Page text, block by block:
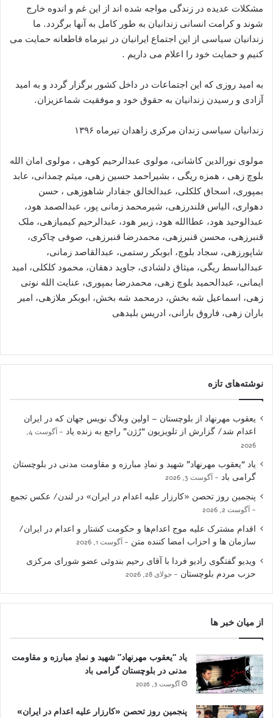
مشکلات عدیده در زندگی مواجه شده اند از این غم و اندوه خارج
شوند و کرامت انسانی زندانیان به طور کامل به آنها برگردد. ما
زندانیان سیاسی از این اجتماع ایرانیان در تیرماه قاطعانه حمایت می
کنیم و حمایت خود را اعلام می داریم .
به امید روزی که این اجتماعات در داخل کشور برگزار گردد و به امید
آزادی و رسیدن زندانیان به حقوق خود و موفقیت شماعزیزان.
زندانیان سیاسی زندان مرکزی زاهدان تیرماه ۱۳۹۶
مولوی نورالدین کاشانی، مولوی عبدالرحیم کوهی ، مولوی امان الله
بلوچ زهی ، همزه ریگی ، بشیراحمد حسین زهی، میثم چمدانی، عابد
بمپوری، اسحاق کلکلی، عبدالخالق جفادار شاهوزهی ، حسن
دهواری، الیاس قلندرزهی، شیرمحمد زمانی پور، عبدالصمد هود،
عبدالوحید هود، عطاالله هود، زبیر هود، عبدالرحیم کیمیازهی، ملک
قنبرزهی، محسن قنبرزهی، محمدرضا قنبرزهی، صوفی چاکری،
شاپورزهی، سجاد بلوچ، ابوبکر رستمی، عبدالقاصد زمانی،
عبدالباسط ریگی، میثاق دلشادی، جاوید دهقان، محمود کلکلی، امید
ایمانی، عبدالحمید بلوچ زهی، محمدرضا بمپوری، عنایت الله نوتی
زهی، اسماعیل شه بخش، درمحمد شه بخش، ابوبکر ملازهی، امیر
باران زهی، فاروق بارانی، ادریس بلیدهی
نوشته‌های تازه
یعقوب مهرنهاد از بلوچستان – اولین وبلاگ نویس جهان که در ایران
اعدام شد/ گزارش از تلویزیون “رُژن” راجع به زنده یاد
آگوست 4,
2026
یاد “یعقوب مهرنهاد” شهید و نمادِ مبارزه و مقاومت مدنی در بلوچستان
گرامی باد
آگوست 3, 2026
پنجمین روز تحصن «کارزار علیه اعدام در ایران» در لندن/ عکس تجمع
آگوست 2, 2026
اقدام مشترک علیه موج اعدام‌ها و حکومت کشتار و اعدام در ایران/
سازمان ها و احزاب امضا کننده متن
آگوست 1, 2026
ویدیو گفتگوی رادیو فردا با آقای رحیم بندوئی عضو شورای مرکزی
حزب مردم بلوچستان
جولای 28, 2026
از میان خبر ها
یاد “یعقوب مهرنهاد” شهید و نمادِ مبارزه و مقاومت
مدنی در بلوچستان گرامی باد
آگوست 3, 2026
پنجمین روز تحصن «کارزار علیه اعدام در ایران»